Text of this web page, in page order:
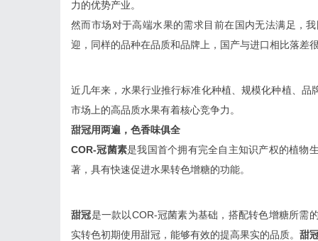
力的优势产业。
然而市场对于高端水果的需求目前在国内无法满足，
迎，同样的品种在品质和品牌上，国产与进口相比落差
近几年来，水果行业推行标准化种植、规模化种植、
市场上的高品质水果有着核心竞争力。
甜冠用两遍，色香味俱全
COR-冠菌素是我国首个拥有完全自主知识产权的植物
著，具有快速促进水果转色增糖的功能。
甜冠是一款以COR-冠菌素为基础，搭配转色增糖所需
实转色初期使用甜冠，能够有效的提高果实的品质。 甜